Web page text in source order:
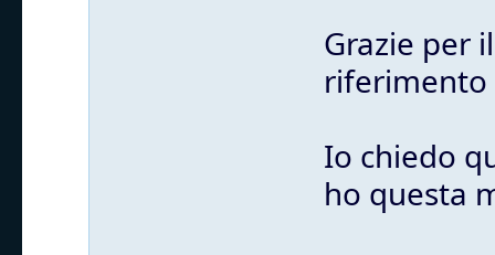
Grazie per
riferimento
Io chiedo
ho questa